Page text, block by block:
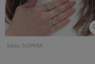
bijou SOPHIA